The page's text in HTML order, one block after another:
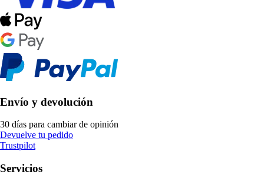
Envío y devolución
30 días para cambiar de opinión
Devuelve tu pedido
Trustpilot
Servicios